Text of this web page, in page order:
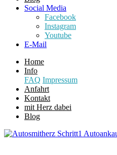
Social Media
Facebook
Instagram
Youtube
E-Mail
Home
Info
FAQ Impressum
Anfahrt
Kontakt
mit Herz dabei
Blog